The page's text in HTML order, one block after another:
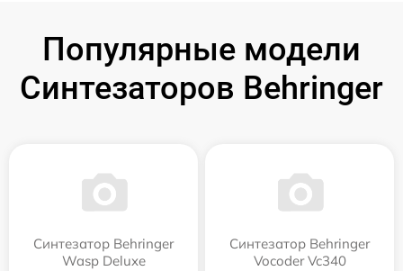
Популярные модели
Синтезаторов Behringer
Синтезатор Behringer
Wasp Deluxe
Синтезатор Behringer
Vocoder Vc340